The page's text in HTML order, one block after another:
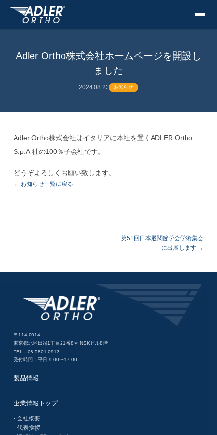
Adler Ortho株式会社ホームページを開設し
ました
2024.08.23 お知らせ
Adler Ortho株式会社はイタリアに本社を置くADLER Ortho
S.p.A.社の100％子会社です。
どうぞよろしくお願い致します。
← お知らせ一覧に戻る
第51回日本股関節学会学術集会
に出展します
〒114-0014
東京都北区田端1丁目21番8号 NSKビル8階
TEL：03-5801-0913
受付時間：平日 9:00〜17:00
製品情報
企業情報トップ
- 会社概要
- 代表挨拶